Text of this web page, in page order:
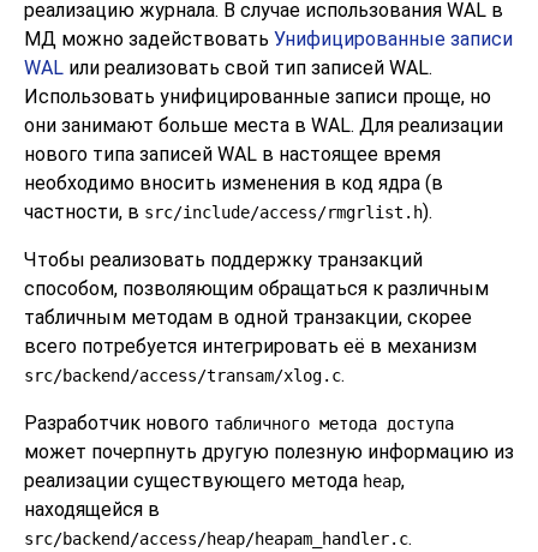
реализацию журнала. В случае использования WAL в
МД можно задействовать Унифицированные записи
WAL или реализовать свой тип записей WAL.
Использовать унифицированные записи проще, но
они занимают больше места в WAL. Для реализации
нового типа записей WAL в настоящее время
необходимо вносить изменения в код ядра (в
частности, в src/include/access/rmgrlist.h).
Чтобы реализовать поддержку транзакций
способом, позволяющим обращаться к различным
табличным методам в одной транзакции, скорее
всего потребуется интегрировать её в механизм
src/backend/access/transam/xlog.c.
Разработчик нового табличного метода доступа
может почерпнуть другую полезную информацию из
реализации существующего метода heap,
находящейся в
src/backend/access/heap/heapam_handler.c.